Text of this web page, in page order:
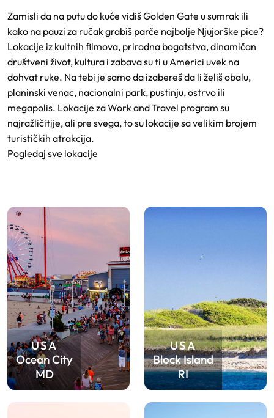
Zamisli da na putu do kuće vidiš Golden Gate u sumrak ili
kako na pauzi za ručak grabiš parče najbolje Njujorške pice?
Lokacije iz kultnih filmova, prirodna bogatstva, dinamičan
društveni život, kultura i zabava su ti u Americi uvek na
dohvat ruke. Na tebi je samo da izabereš da li želiš obalu,
planinski venac, nacionalni park, pustinju, ostrvo ili
megapolis. Lokacije za Work and Travel program su
najražličitije, ali pre svega, to su lokacije sa velikim brojem
turističkih atrakcija.
Pogledaj sve lokacije
USA
Ocean City
MD
USA
Block Island
RI